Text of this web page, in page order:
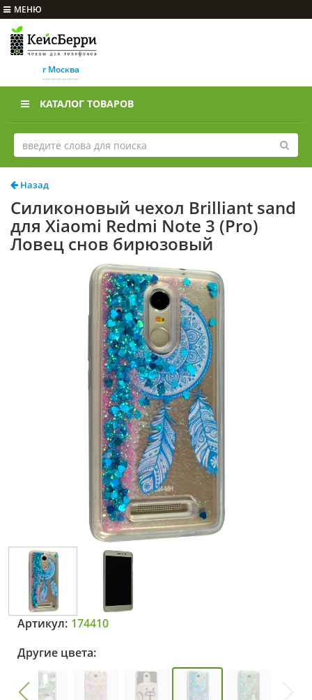
МЕНЮ
г Москва
КАТАЛОГ ТОВАРОВ
Назад
Силиконовый чехол Brilliant sand
для Xiaomi Redmi Note 3 (Pro)
Ловец снов бирюзовый
Артикул: 174410
Другие цвета: